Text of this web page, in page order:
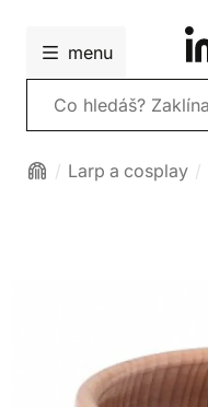
menu
Vyhledávání
Larp a cosplay